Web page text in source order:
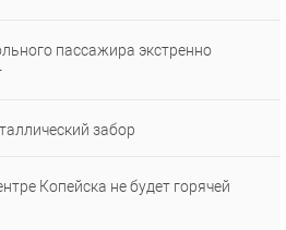
пассажира экстренно
забор
Копейска не будет горячей